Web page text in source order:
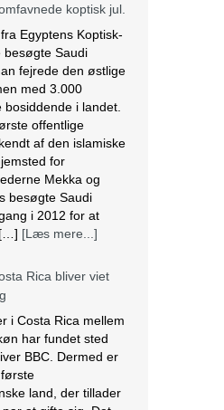
koptisk jul.
Egyptens Koptisk-
besøgte Saudi
fejrede den østlige
med 3.000
bosiddende i landet.
offentlige
af den islamiske
for
Mekka og
besøgte Saudi
i 2012 for at
[Læs mere...]
Rica bliver viet
i Costa Rica mellem
har fundet sted
BBC. Dermed er
land, der tillader